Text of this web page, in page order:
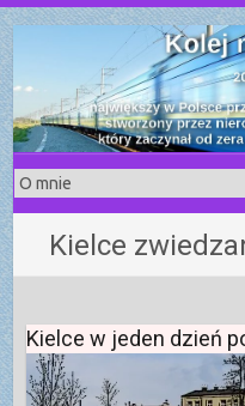
S
k
i
p
t
o
c
o
n
t
e
n
t
Kielce
Kielce w jeden dzień